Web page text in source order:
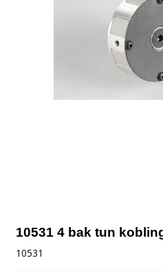
10531 4 bak tun
10531